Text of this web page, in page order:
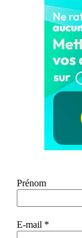
Prénom
E-mail *